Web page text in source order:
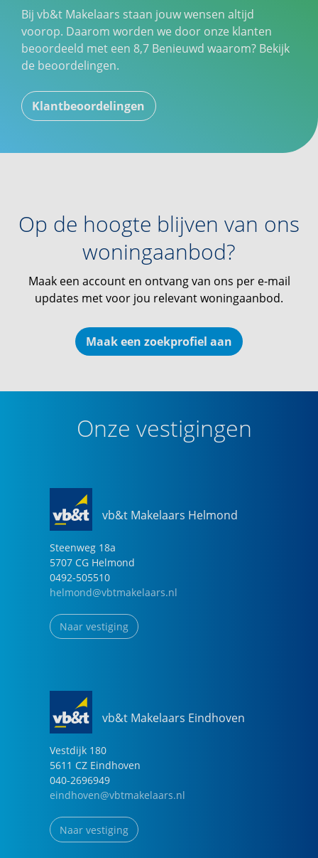
Bij vb&t Makelaars staan jouw wensen altijd
voorop. Daarom worden we door onze klanten
beoordeeld met een 8,7 Benieuwd waarom? Bekijk
de beoordelingen.
Klantbeoordelingen
Op de hoogte blijven van ons
woningaanbod?
Maak een account en ontvang van ons per e-mail
updates met voor jou relevant woningaanbod.
Maak een zoekprofiel aan
Onze vestigingen
vb&t Makelaars Helmond
Steenweg 18a
5707 CG Helmond
0492-505510
helmond@vbtmakelaars.nl
Naar vestiging
vb&t Makelaars Eindhoven
Vestdijk 180
5611 CZ Eindhoven
040-2696949
eindhoven@vbtmakelaars.nl
Naar vestiging